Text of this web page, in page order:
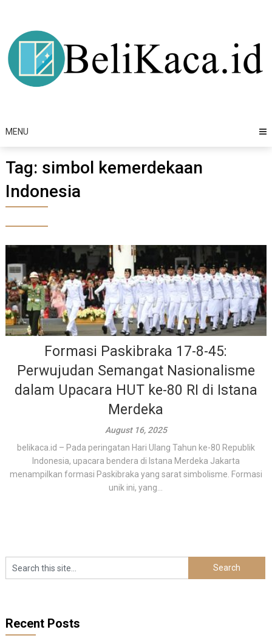
content
MENU
Tag: simbol kemerdekaan
Indonesia
Formasi Paskibraka 17-8-45:
Perwujudan Semangat Nasionalisme
dalam Upacara HUT ke-80 RI di Istana
Merdeka
August 16, 2025
belikaca.id – Pada peringatan Hari Ulang Tahun ke-80 Republik
Indonesia, upacara bendera di Istana Merdeka Jakarta
menampilkan formasi Paskibraka yang sarat simbolisme. Formasi
unik ini, yang...
Recent Posts